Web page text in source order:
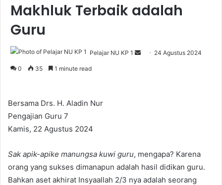
Makhluk Terbaik adalah
Guru
Pelajar NU KP 1
l
24 Agustus 2024
0 35 1 minute read
Bersama Drs. H. Aladin Nur
Pengajian Guru 7
Kamis, 22 Agustus 2024
Sak apik-apike manungsa kuwi guru, mengapa? Karena
orang yang sukses dimanapun adalah hasil didikan guru.
Bahkan aset akhirat Insyaallah 2/3 nya adalah seorang